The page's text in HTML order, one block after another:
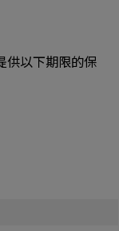
以下期限的保